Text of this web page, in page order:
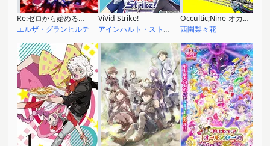
Re:ゼロから始める異世界生活
エルザ・グランヒルテ
ViVid Strike!
アインハルト・ストラトス
Occultic;Nine-オカルティック・ナイン-
西園梨々花